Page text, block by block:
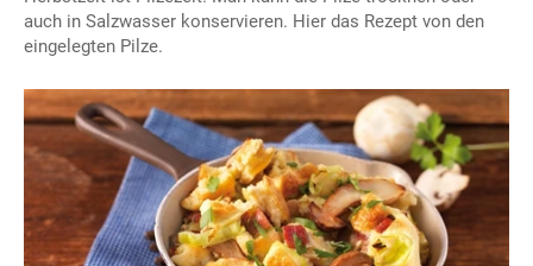
auch in Salzwasser konservieren. Hier das Rezept von den
eingelegten Pilze.